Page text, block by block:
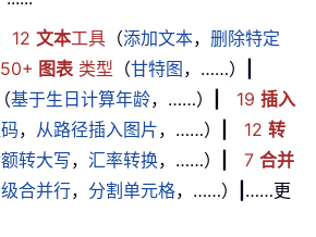
12 文本工具 （添加文本， 删除特定
50+ 图表类型 （甘特图 ，……）
（基于生日计算年龄，……） 19 插入
， 从路径插入图片，……） 12 转
转大写， 汇率转换，……） 7 合并
合并行， 分割单元格，……）
……更